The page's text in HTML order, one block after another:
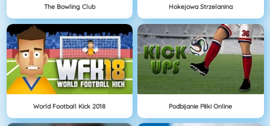
The Bowling Club Hokejowa Strzelanina
World Football Kick 2018 Podbijanie Piłki Online